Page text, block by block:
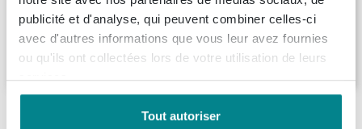
publicité et d'analyse, qui peuvent combiner celles-ci
avec d'autres informations que vous leur avez fournies
ou qu'ils ont collectées lors de votre utilisation de leurs
services.
Tout autoriser
Livraison: 1 - 2 semaines
136,08